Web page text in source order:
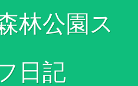
林公園ス
日記